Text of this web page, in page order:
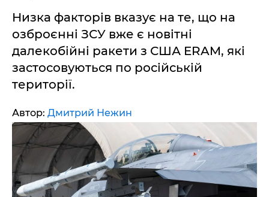
Низка факторів вказує на те, що на
озброєнні ЗСУ вже є новітні
далекобійні ракети з США ERAM, які
застосовуються по російській
території.
Автор: Дмитрий Нежин